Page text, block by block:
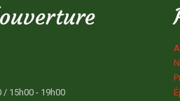
/ 15h00 - 19h00